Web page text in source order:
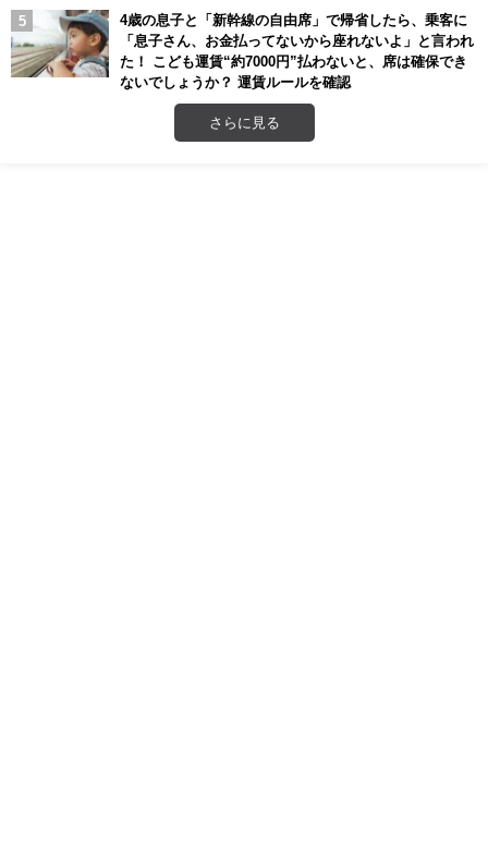
4歳の息子と「新幹線の自由席」で帰省したら、乗客に
「息子さん、お金払ってないから座れないよ」と言われ
た！ こども運賃“約7000円”払わないと、席は確保でき
ないでしょうか？ 運賃ルールを確認
さらに見る